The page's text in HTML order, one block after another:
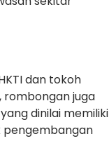
dan tokoh
rombongan juga
dinilai memiliki
pengembangan